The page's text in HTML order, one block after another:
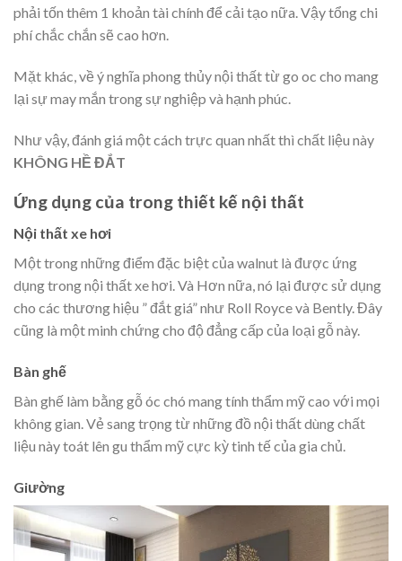
phải tốn thêm 1 khoản tài chính để cải tạo nữa. Vậy tổng chi
phí chắc chắn sẽ cao hơn.
Mặt khác, về ý nghĩa phong thủy nội thất từ go oc cho mang
lại sự may mắn trong sự nghiệp và hạnh phúc.
Như vậy, đánh giá một cách trực quan nhất thì chất liệu này
KHÔNG HỀ ĐẮT
Ứng dụng của trong thiết kế nội thất
Nội thất xe hơi
Một trong những điểm đặc biệt của walnut là được ứng
dụng trong nội thất xe hơi. Và Hơn nữa, nó lại được sử dụng
cho các thương hiệu ” đắt giá” như Roll Royce và Bently. Đây
cũng là một minh chứng cho độ đẳng cấp của loại gỗ này.
Bàn ghế
Bàn ghế làm bằng gỗ óc chó mang tính thẩm mỹ cao với mọi
không gian. Vẻ sang trọng từ những đồ nội thất dùng chất
liệu này toát lên gu thẩm mỹ cực kỳ tinh tế của gia chủ.
Giường